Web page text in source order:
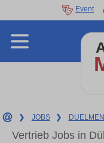
Event
❯ JOBS ❯ DUELMEN
Vertrieb Jobs in